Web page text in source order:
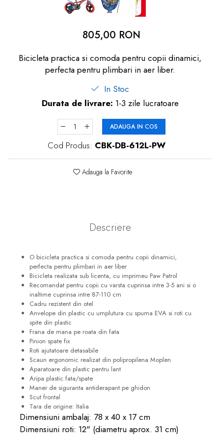
dopuri de urechi
805,00 RON
Bicicleta practica si comoda pentru copii dinamici,
perfecta pentru plimbari in aer liber.
In Stoc
Durata de livrare: 1-3 zile lucratoare
ADAUGA IN COS
Cod Produs: CBK-DB-612L-PW
Adauga la Favorite
Descriere
O bicicleta practica si comoda pentru copii dinamici,
perfecta pentru plimbari in aer liber
Bicicleta realizata sub licenta, cu imprimeu Paw Patrol
Recomandat pentru copii cu varsta cuprinsa intre 3-5 ani si o
inaltime cuprinsa intre 87-110 cm
Cadru rezistent din otel
Anvelope din plastic cu umplutura cu spuma EVA si roti cu
spite din plastic
Frana de mana pe roata din fata
Pinion spate fix
Roti ajutatoare detasabile
Scaun ergonomic realizat din polipropilena Moplen
Aparatoare din plastic pentru lant
Aripa plastic fata/spate
Maner de siguranta antiderapant pe ghidon
Scut frontal
Tara de origine: Italia
Dimensiuni ambalaj: 78 x 40 x 17 cm
Dimensiuni roti: 12" (diametru aprox. 31 cm)